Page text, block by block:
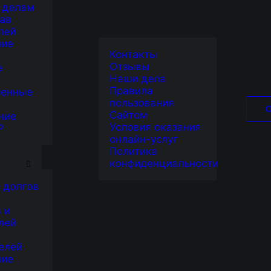
и
Контакты
Отзывы
Наши дела
Правила
пользования
Сайтом
Условия оказания
онлайн-услуг
Политика
конфиденциальности